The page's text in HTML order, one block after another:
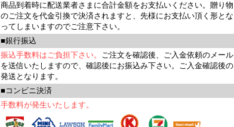
商品到着時に配送業者さまに合計金額をお支払いください。贈り物
のご注文を代金引換で決済されますと、先様にお支払い頂く形とな
ってしまいますのでご注意下さい。
■銀行振込
振込手数料はご負担下さい。 ご注文を確認後、ご入金依頼のメール
を送信いたしますので、確認後にお振込み下さい。ご入金確認後の
発送となります。
■コンビニ決済
手数料が発生いたします。